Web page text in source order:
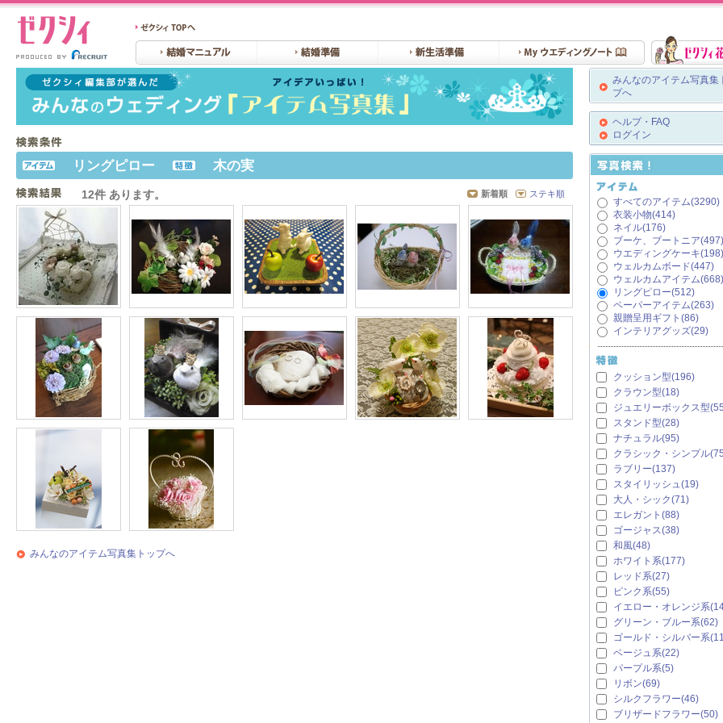
リングピロー 木の実
12件 あります。 新着順 ステキ順
みんなのアイテム写真集トップへ
みんなのアイテム写真集
プへ
ヘルプ・FAQ
ログイン
すべてのアイテム(3290)
衣装小物(414)
ネイル(176)
ブーケ、ブートニア(497)
ウエディングケーキ(198)
ウェルカムボード(447)
ウェルカムアイテム(668)
リングピロー(512)
ペーパーアイテム(263)
親贈呈用ギフト(86)
インテリアグッズ(29)
クッション型(196)
クラウン型(18)
ジュエリーボックス型
スタンド型(28)
ナチュラル(95)
クラシック・シンプル
ラブリー(137)
スタイリッシュ(19)
大人・シック(71)
エレガント(88)
ゴージャス(38)
和風(48)
ホワイト系(177)
レッド系(27)
ピンク系(55)
イエロー・オレンジ系
グリーン・ブルー系(62)
ゴールド・シルバー系
ベージュ系(22)
パープル系(5)
リボン(69)
シルクフラワー(46)
ブリザードフラワー(50)